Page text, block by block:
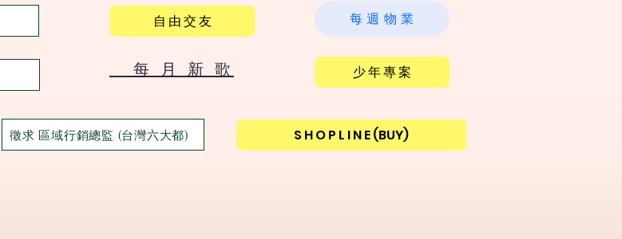
自 由 交 友
​ 每 月 新 歌
每 週 物 業
少 年 專 案
徵求 區域行銷總監 (台灣六大都) S H O P L I N E (BUY)